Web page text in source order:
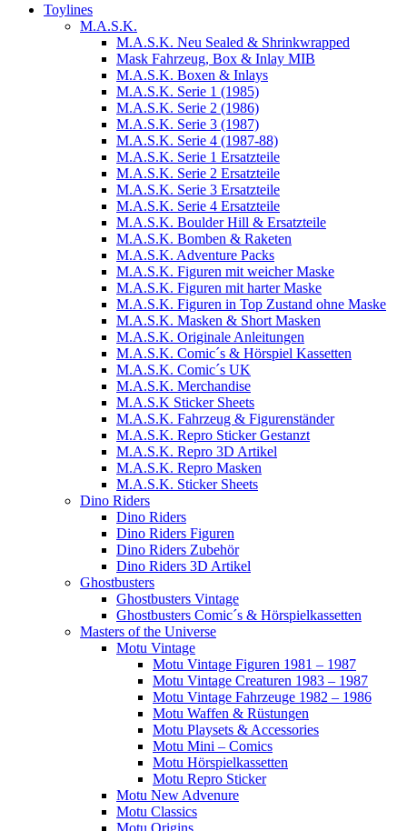
Toylines
M.A.S.K.
M.A.S.K. Neu Sealed & Shrinkwrapped
Mask Fahrzeug, Box & Inlay MIB
M.A.S.K. Boxen & Inlays
M.A.S.K. Serie 1 (1985)
M.A.S.K. Serie 2 (1986)
M.A.S.K. Serie 3 (1987)
M.A.S.K. Serie 4 (1987-88)
M.A.S.K. Serie 1 Ersatzteile
M.A.S.K. Serie 2 Ersatzteile
M.A.S.K. Serie 3 Ersatzteile
M.A.S.K. Serie 4 Ersatzteile
M.A.S.K. Boulder Hill & Ersatzteile
M.A.S.K. Bomben & Raketen
M.A.S.K. Adventure Packs
M.A.S.K. Figuren mit weicher Maske
M.A.S.K. Figuren mit harter Maske
M.A.S.K. Figuren in Top Zustand ohne Maske
M.A.S.K. Masken & Short Masken
M.A.S.K. Originale Anleitungen
M.A.S.K. Comic´s & Hörspiel Kassetten
M.A.S.K. Comic´s UK
M.A.S.K. Merchandise
M.A.S.K Sticker Sheets
M.A.S.K. Fahrzeug & Figurenständer
M.A.S.K. Repro Sticker Gestanzt
M.A.S.K. Repro 3D Artikel
M.A.S.K. Repro Masken
M.A.S.K. Sticker Sheets
Dino Riders
Dino Riders
Dino Riders Figuren
Dino Riders Zubehör
Dino Riders 3D Artikel
Ghostbusters
Ghostbusters Vintage
Ghostbusters Comic´s & Hörspielkassetten
Masters of the Universe
Motu Vintage
Motu Vintage Figuren 1981 – 1987
Motu Vintage Creaturen 1983 – 1987
Motu Vintage Fahrzeuge 1982 – 1986
Motu Waffen & Rüstungen
Motu Playsets & Accessories
Motu Mini – Comics
Motu Hörspielkassetten
Motu Repro Sticker
Motu New Advenure
Motu Classics
Motu Origins